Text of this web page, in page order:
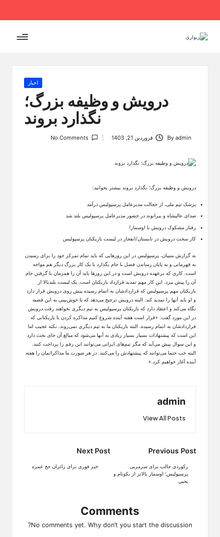
Skip
content
Posted
in
اخبار
درویش و وظیفه بزرگ؛
نگذارد بروند
Byadmin فروردین 21, 1403 No Comments
درویش و وظیفه بزرگ؛ نگذارد بروند بیشتر بخوانید:
پزشک تیم ملی، از خجالت مدیرعامل پرسپولیس درآمد
صدای عالیشاه و بیرانوند در حضور مدیرعامل پرسپولیس بلند شد
رفتار مشکوک درویش با اوسمار!
کار سخت درویش در تابستان/انفجار در لیست بازیکنان پرسپولیس
به گزارش منیبان، پرسپولیس در این روزهایی که باید تمام تمرکز خود را برای رسیدن
به قهرمانی و به پایان رساندن فصل با جام بگذارد با یک کار بزرگ دیگر هم مواجه
است. کاری که برعهده درویش است و در این روزها باید آن را همزمان با گرفتن جام
آن را پیش ببرد. این کار مهم تمدید قرارداد بازیکنان است. یک لیست بلندبالا از
بازیکنان مهم پرسپولیس که قراردادشان به اتمام رسیده پیش روی درویش قرار دارد
و او باید آنها را تمدید کند. البته درویش ترجیح می‌دهد که با خوش‌بینی به این قضیه
نگاه می‌کند و اعتقاد دارد که بازیکنان پرسپولیس به تیم دیگری نخواهند رفت.درویش
در این مورد گفت: «قرار است هفته آینده شروع کنیم مذاکره کردن با بازیکنانی که
قراردادشان به اتمام رسیده. البته بازیکنان ما به تیم دیگری نمی‌روند. نکته عجیب اما
این است که پیشنهادات بسیار بسیار زیادی به آنها می‌شود که مبالغ آن جای بحث دارد
و این سوال پیش می‌آید که مگر تیم‌های ایرانی می‌توانند این رقم را پرداخت کنند.
البته خب حتما می‌توانند که پیشنهادش را می‌کنند. در هر صورت ما مذاکراتمان را هفته
آینده آغاز خواهیم کرد.»
admin
View All Posts
Post
navigation
Previous Post
رکوردی جالب برای سرمربی
پرسپولیس؛ اوسمار بالاتر از نکونام و
یحیی
Next Post
خبر فوری برای زائران حج عمره
Comments
No comments yet. Why don’t you start the discussion?